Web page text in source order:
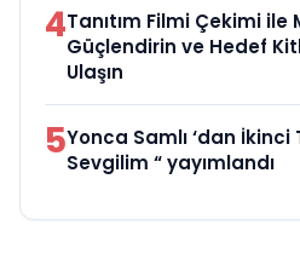
4Tanıtım Filmi Çekimi ile
Güçlendirin ve Hedef
Ulaşın
5Yonca Samlı ‘dan İkinci
Sevgilim “ yayımlandı